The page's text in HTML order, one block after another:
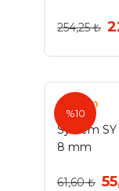
254,25 ₺
%10
System
System
8 mm
61,60 ₺